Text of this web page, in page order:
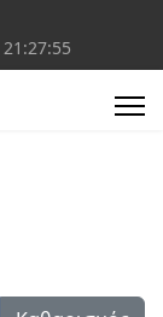
21:27:55